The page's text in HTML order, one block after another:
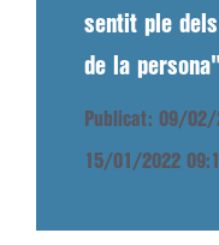
sentit ple
de la persona"
Publicat: 09/02/
15/01/2022